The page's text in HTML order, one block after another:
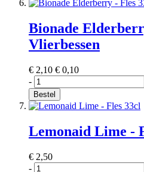
Bionade
Vlierbessen
€ 2,10 € 0,10
-
Bestel
Lemonaid Lime -
€ 2,50
-